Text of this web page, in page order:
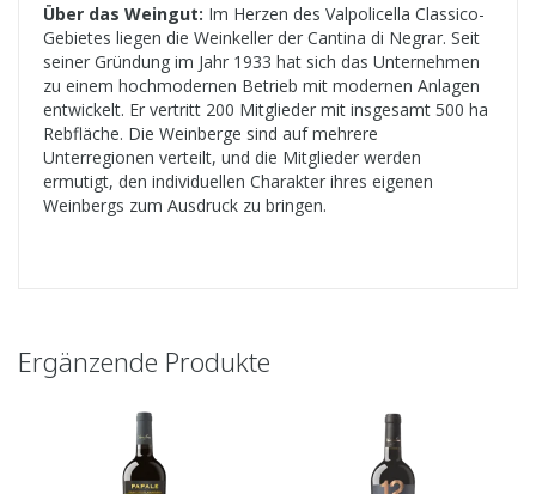
Über das Weingut: Im Herzen des Valpolicella Classico-
Gebietes liegen die Weinkeller der Cantina di Negrar. Seit
seiner Gründung im Jahr 1933 hat sich das Unternehmen
zu einem hochmodernen Betrieb mit modernen Anlagen
entwickelt. Er vertritt 200 Mitglieder mit insgesamt 500 ha
Rebfläche. Die Weinberge sind auf mehrere
Unterregionen verteilt, und die Mitglieder werden
ermutigt, den individuellen Charakter ihres eigenen
Weinbergs zum Ausdruck zu bringen.
Ergänzende Produkte